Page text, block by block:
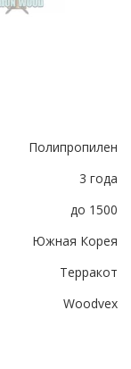
Полипропилен
3 года
до 1500
Южная Корея
Терракот
Woodvex